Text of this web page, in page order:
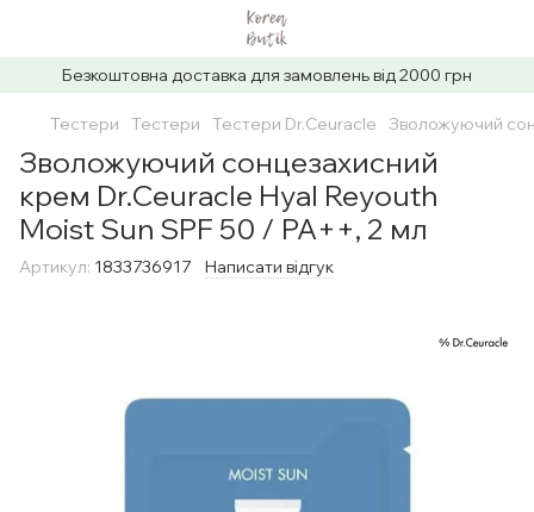
Безкоштовна доставка для замовлень від 2000 грн
Тестери Тестери Тестери Dr.Ceuracle Зволожуючий
Зволожуючий сонцезахисний
крем Dr.Ceuracle Hyal Reyouth
Moist Sun SPF 50 / PA++, 2 мл
Артикул: 1833736917 Написати відгук